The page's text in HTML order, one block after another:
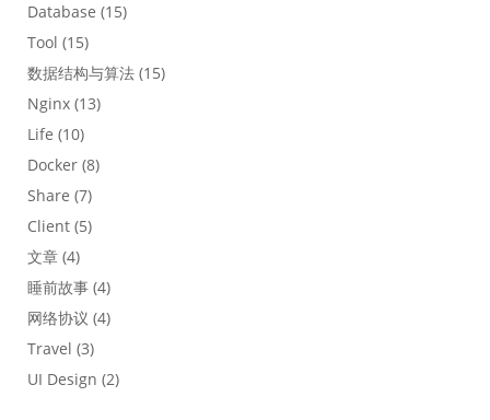
Database (15)
Tool (15)
数据结构与算法 (15)
Nginx (13)
Life (10)
Docker (8)
Share (7)
Client (5)
文章 (4)
睡前故事 (4)
网络协议 (4)
Travel (3)
UI Design (2)